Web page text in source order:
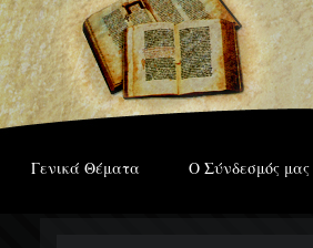
Γενικά Θέματα Ο Σύνδεσμός μας